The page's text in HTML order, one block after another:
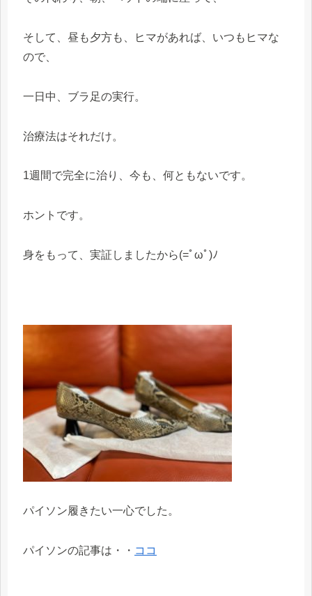
そして、昼も夕方も、ヒマがあれば、いつもヒマな
ので、
一日中、ブラ足の実行。
治療法はそれだけ。
1週間で完全に治り、今も、何ともないです。
ホントです。
身をもって、実証しましたから(=ﾟωﾟ)ﾉ
パイソン履きたい一心でした。
パイソンの記事は・・ ココ